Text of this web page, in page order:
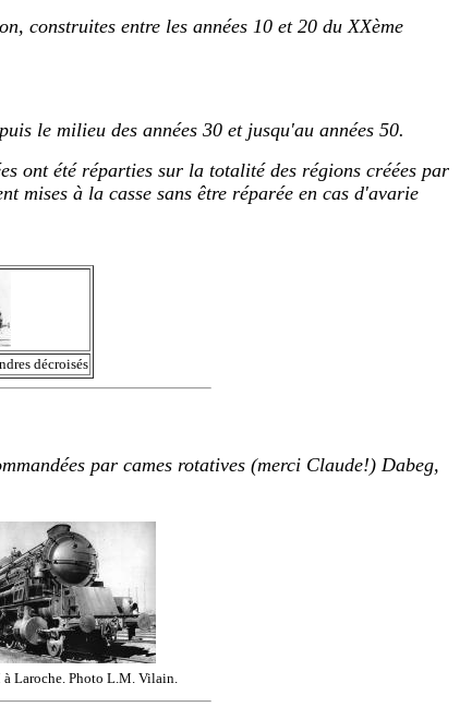
construites entre les années 10 et 20 du XXème
le milieu des années 30 et jusqu'au années 50.
ont été réparties sur la totalité des régions créées par
mises à la casse sans être réparée en cas d'avarie
décroisés
par cames rotatives (merci Claude!) Dabeg,
à Laroche. Photo L.M. Vilain.